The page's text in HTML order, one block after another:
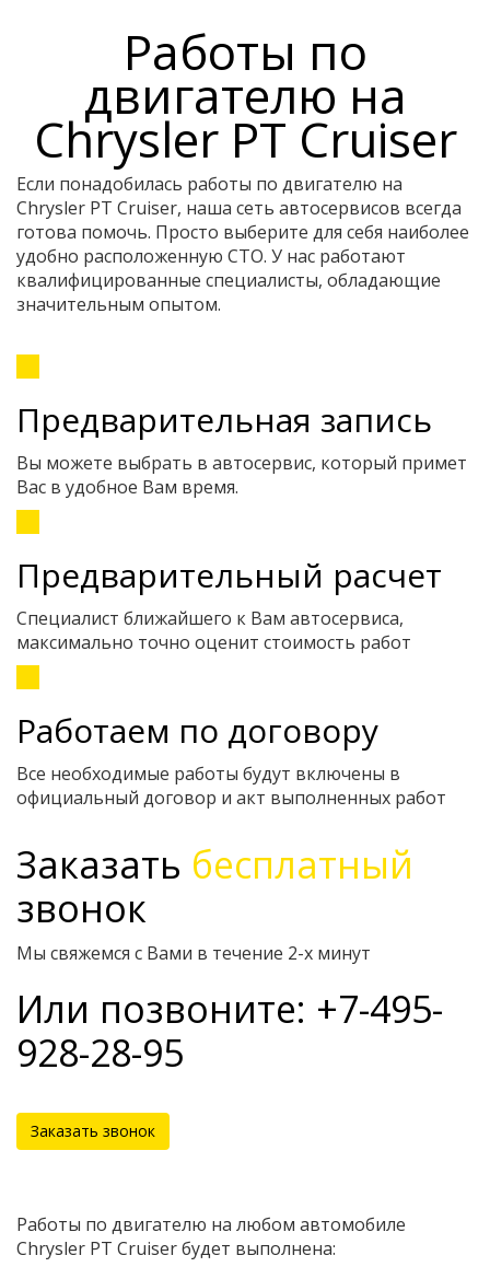
Работы по
двигателю на
Chrysler PT Cruiser
Если понадобилась работы по двигателю на
Chrysler PT Cruiser, наша сеть автосервисов всегда
готова помочь. Просто выберите для себя наиболее
удобно расположенную СТО. У нас работают
квалифицированные специалисты, обладающие
значительным опытом.
Предварительная запись
Вы можете выбрать в автосервис, который примет
Вас в удобное Вам время.
Предварительный расчет
Специалист ближайшего к Вам автосервиса,
максимально точно оценит стоимость работ
Работаем по договору
Все необходимые работы будут включены в
официальный договор и акт выполненных работ
Заказать бесплатный
звонок
Мы свяжемся с Вами в течение 2-х минут
Или позвоните: +7-495-
928-28-95
Заказать звонок
Работы по двигателю на любом автомобиле
Chrysler PT Cruiser будет выполнена: